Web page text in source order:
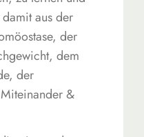
aus der
der
dem
der
&